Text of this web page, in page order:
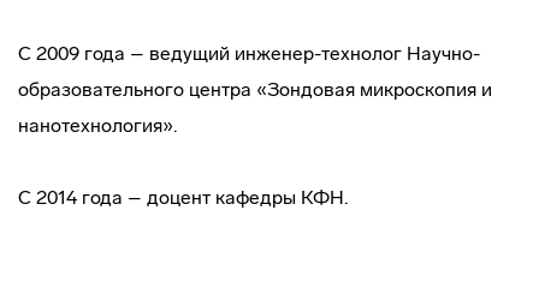
С 2009 года – ведущий инженер-технолог Научно-
образовательного центра «Зондовая микроскопия и
нанотехнология».
С 2014 года – доцент кафедры КФН.